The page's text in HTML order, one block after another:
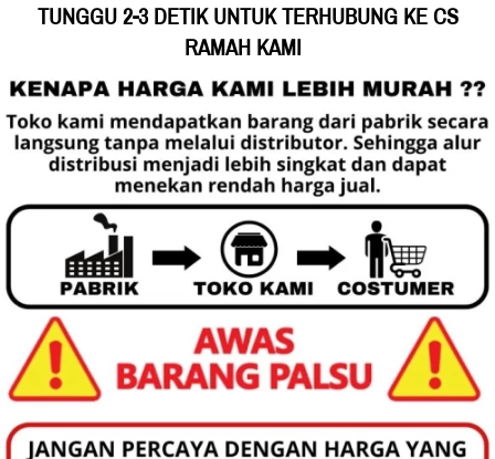
TUNGGU 2-3 DETIK UNTUK TERHUBUNG KE CS
RAMAH KAMI